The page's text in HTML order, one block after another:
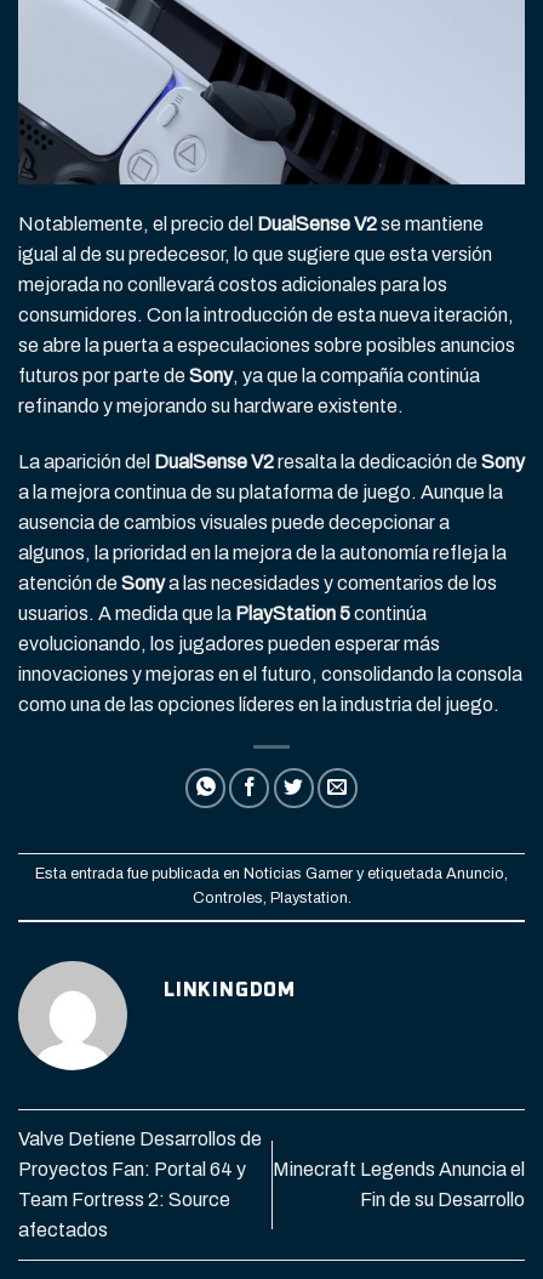
Notablemente, el precio del DualSense V2se mantiene
igual al de su predecesor, lo que sugiere que esta versión
mejorada no conllevará costos adicionales para los
consumidores. Con la introducción de esta nueva iteración,
se abre la puerta a especulaciones sobre posibles anuncios
futuros por parte deSony, ya que la compañía continúa
refinando y mejorando su hardware existente.
La aparición del DualSense V2resalta la dedicación deSony
a la mejora continua de su plataforma de juego. Aunque la
ausencia de cambios visuales puede decepcionar a
algunos, la prioridad en la mejora de la autonomía refleja la
atención deSonya las necesidades y comentarios de los
usuarios. A medida que la PlayStation 5continúa
evolucionando, los jugadores pueden esperar más
innovaciones y mejoras en el futuro, consolidando la consola
como una de las opciones líderes en la industria del juego.
Esta entrada fue publicada en Noticias Gamer y etiquetada Anuncio,
Controles, Playstation.
LINKINGDOM
Valve Detiene Desarrollos de
Proyectos Fan: Portal 64 y
Team Fortress 2: Source
afectados
Minecraft Legends Anuncia el
Fin de su Desarrollo